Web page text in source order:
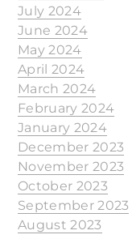
July 2024
June 2024
May 2024
April 2024
March 2024
February 2024
January 2024
December 2023
November 2023
October 2023
September 2023
August 2023